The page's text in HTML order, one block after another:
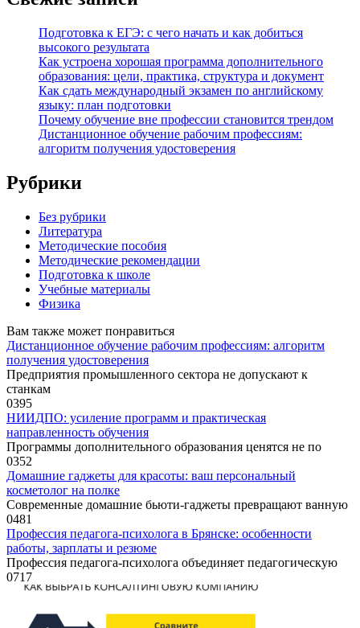
Подготовка к ЕГЭ: с чего начать и как добиться
высокого результата
Как устроена хорошая программа дополнительного
образования: цели, практика, структура и документ
Как сдать международный экзамен по английскому
языку: план подготовки
Почему обучение вне профессии становится трендом
Дистанционное обучение рабочим профессиям:
алгоритм получения удостоверения
Рубрики
Без рубрики
Литература
Методические пособия
Методические рекомендации
Подготовка к школе
Учебные материалы
Физика
Вам также может понравиться
Дистанционное обучение рабочим профессиям: алгоритм
получения удостоверения
Предприятия промышленного сектора не допускают к
станкам
0395
НИИДПО: усиление программ и практическая
направленность обучения
Программы дополнительного образования ценятся не по
0352
Домашние гаджеты для красоты: ваш персональный
косметолог на полке
Современные домашние бьюти-гаджеты превращают ванную
0481
Профессия педагога-психолога в Брянске: особенности
работы, зарплаты и резюме
Профессия педагога-психолога объединяет педагогическую
0717